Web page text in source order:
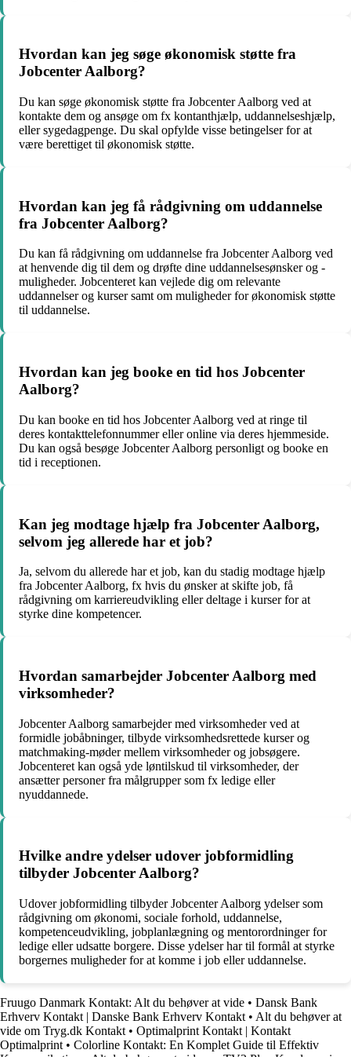
Hvordan kan jeg søge økonomisk støtte fra
Jobcenter Aalborg?
Du kan søge økonomisk støtte fra Jobcenter Aalborg ved at
kontakte dem og ansøge om fx kontanthjælp, uddannelseshjælp,
eller sygedagpenge. Du skal opfylde visse betingelser for at
være berettiget til økonomisk støtte.
Hvordan kan jeg få rådgivning om uddannelse
fra Jobcenter Aalborg?
Du kan få rådgivning om uddannelse fra Jobcenter Aalborg ved
at henvende dig til dem og drøfte dine uddannelsesønsker og -
muligheder. Jobcenteret kan vejlede dig om relevante
uddannelser og kurser samt om muligheder for økonomisk støtte
til uddannelse.
Hvordan kan jeg booke en tid hos Jobcenter
Aalborg?
Du kan booke en tid hos Jobcenter Aalborg ved at ringe til
deres kontakttelefonnummer eller online via deres hjemmeside.
Du kan også besøge Jobcenter Aalborg personligt og booke en
tid i receptionen.
Kan jeg modtage hjælp fra Jobcenter Aalborg,
selvom jeg allerede har et job?
Ja, selvom du allerede har et job, kan du stadig modtage hjælp
fra Jobcenter Aalborg, fx hvis du ønsker at skifte job, få
rådgivning om karriereudvikling eller deltage i kurser for at
styrke dine kompetencer.
Hvordan samarbejder Jobcenter Aalborg med
virksomheder?
Jobcenter Aalborg samarbejder med virksomheder ved at
formidle jobåbninger, tilbyde virksomhedsrettede kurser og
matchmaking-møder mellem virksomheder og jobsøgere.
Jobcenteret kan også yde løntilskud til virksomheder, der
ansætter personer fra målgrupper som fx ledige eller
nyuddannede.
Hvilke andre ydelser udover jobformidling
tilbyder Jobcenter Aalborg?
Udover jobformidling tilbyder Jobcenter Aalborg ydelser som
rådgivning om økonomi, sociale forhold, uddannelse,
kompetenceudvikling, jobplanlægning og mentorordninger for
ledige eller udsatte borgere. Disse ydelser har til formål at styrke
borgernes muligheder for at komme i job eller uddannelse.
Fruugo Danmark Kontakt: Alt du behøver at vide • Dansk Bank
Erhverv Kontakt | Danske Bank Erhverv Kontakt • Alt du behøver at
vide om Tryg.dk Kontakt • Optimalprint Kontakt | Kontakt
Optimalprint • Colorline Kontakt: En Komplet Guide til Effektiv